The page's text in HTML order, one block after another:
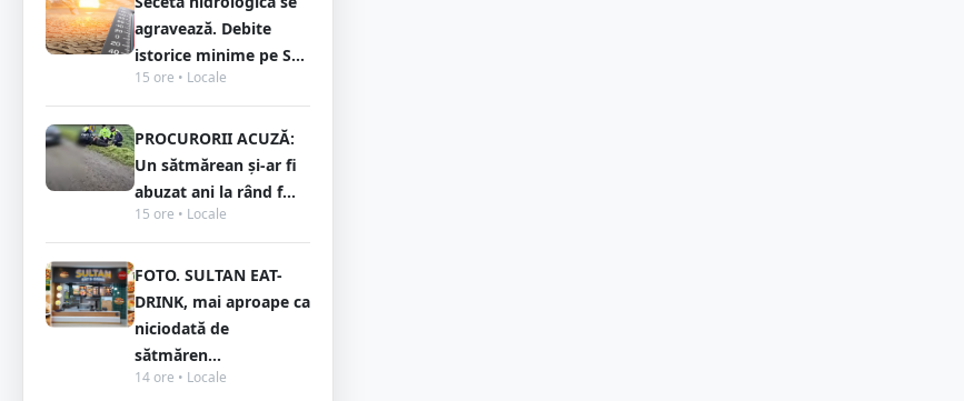
agravează. Debite
istorice minime pe S...
15 ore • Locale
PROCURORII ACUZĂ:
Un sătmărean și-ar fi
abuzat ani la rând f...
15 ore • Locale
FOTO. SULTAN EAT-
DRINK, mai aproape ca
niciodată de
sătmăren...
14 ore • Locale